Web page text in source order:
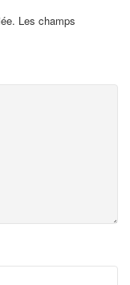
Les champs